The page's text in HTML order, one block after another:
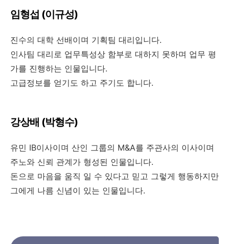
임형섭 (이규성)
진수의 대학 선배이며 기획팀 대리입니다.
인사팀 대리로 업무특성상 함부로 대하지 못하며 업무 평
가를 진행하는 인물입니다.
고급정보를 얻기도 하고 주기도 합니다.
강상배 (박형수)
유민 IB이사이며 산인 그룹의 M&A를 주관사의 이사이며
주노와 신뢰 관계가 형성된 인물입니다.
돈으로 마음을 움직 일 수 있다고 믿고 그렇게 행동하지만
그에게 나름 신념이 있는 인물입니다.